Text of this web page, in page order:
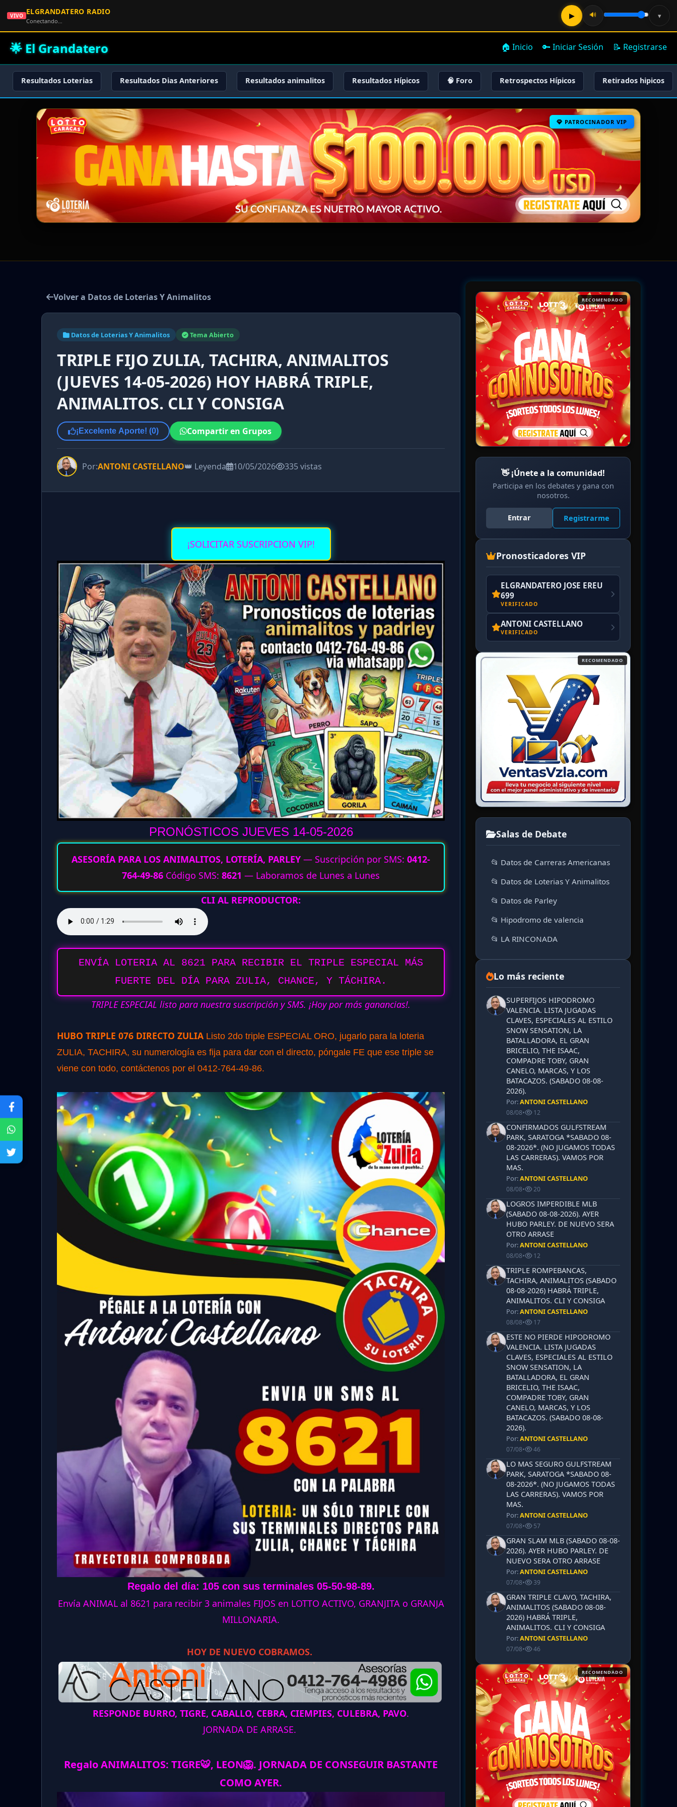
🌟 El Grandatero 🏠 Inicio 🔑 Iniciar Sesión 📝 Registrarse
Resultados Loterias Resultados Dias Anteriores Resultados animalitos Resultados Hípicos 🧠 Foro Retrospectos Hípicos Retirados hipicos
PATROCINADOR VIP
Volver a Datos de Loterias Y Animalitos
Datos de Loterias Y Animalitos Tema Abierto
TRIPLE FIJO ZULIA, TACHIRA, ANIMALITOS
(JUEVES 14-05-2026) HOY HABRÁ TRIPLE,
ANIMALITOS. CLI Y CONSIGA
¡Excelente Aporte! (0) Compartir en Grupos
Por:ANTONI CASTELLANO👑 Leyenda 10/05/2026 335 vistas
¡SOLICITAR SUSCRIPCION VIP!
PRONÓSTICOS JUEVES 14-05-2026
ASESORÍA PARA LOS ANIMALITOS, LOTERÍA, PARLEY — Suscripción por SMS: 0412-
764-49-86 Código SMS: 8621 — Laboramos de Lunes a Lunes
CLI AL REPRODUCTOR:
ENVÍA LOTERIA AL 8621 PARA RECIBIR EL TRIPLE ESPECIAL MÁS
FUERTE DEL DÍA PARA ZULIA, CHANCE, Y TÁCHIRA.
TRIPLE ESPECIAL listo para nuestra suscripción y SMS. ¡Hoy por más ganancias!.
HUBO TRIPLE 076 DIRECTO ZULIA Listo 2do triple ESPECIAL ORO, jugarlo para la loteria
ZULIA, TACHIRA, su numerología es fija para dar con el directo, póngale FE que ese triple se
viene con todo, contáctenos por el 0412-764-49-86.
Regalo del día: 105 con sus terminales 05-50-98-89.
Envía ANIMAL al 8621 para recibir 3 animales FIJOS en LOTTO ACTIVO, GRANJITA o GRANJA
MILLONARIA.
HOY DE NUEVO COBRAMOS.
RESPONDE BURRO, TIGRE, CABALLO, CEBRA, CIEMPIES, CULEBRA, PAVO.
JORNADA DE ARRASE.
Regalo ANIMALITOS: TIGRE🐯, LEON🦁. JORNADA DE CONSEGUIR BASTANTE
COMO AYER.
RECOMENDADO
👋 ¡Únete a la comunidad!
Participa en los debates y gana con
nosotros.
Entrar Registrarme
Pronosticadores VIP
ELGRANDATERO JOSE EREU
699
VERIFICADO
ANTONI CASTELLANO
VERIFICADO
RECOMENDADO
Salas de Debate
📂 Datos de Carreras Americanas
📂 Datos de Loterias Y Animalitos
📂 Datos de Parley
📂 Hipodromo de valencia
📂 LA RINCONADA
Lo más reciente
SUPERFIJOS HIPODROMO
VALENCIA. LISTA JUGADAS
CLAVES, ESPECIALES AL ESTILO
SNOW SENSATION, LA
BATALLADORA, EL GRAN
BRICELIO, THE ISAAC,
COMPADRE TOBY, GRAN
CANELO, MARCAS, Y LOS
BATACAZOS. (SABADO 08-08-
2026).
Por:ANTONI CASTELLANO
08/08• 12
CONFIRMADOS GULFSTREAM
PARK, SARATOGA *SABADO 08-
08-2026*. (NO JUGAMOS TODAS
LAS CARRERAS). VAMOS POR
MAS.
Por:ANTONI CASTELLANO
08/08• 20
LOGROS IMPERDIBLE MLB
(SABADO 08-08-2026). AYER
HUBO PARLEY. DE NUEVO SERA
OTRO ARRASE
Por:ANTONI CASTELLANO
08/08• 12
TRIPLE ROMPEBANCAS,
TACHIRA, ANIMALITOS (SABADO
08-08-2026) HABRÁ TRIPLE,
ANIMALITOS. CLI Y CONSIGA
Por:ANTONI CASTELLANO
08/08• 17
ESTE NO PIERDE HIPODROMO
VALENCIA. LISTA JUGADAS
CLAVES, ESPECIALES AL ESTILO
SNOW SENSATION, LA
BATALLADORA, EL GRAN
BRICELIO, THE ISAAC,
COMPADRE TOBY, GRAN
CANELO, MARCAS, Y LOS
BATACAZOS. (SABADO 08-08-
2026).
Por:ANTONI CASTELLANO
07/08• 46
LO MAS SEGURO GULFSTREAM
PARK, SARATOGA *SABADO 08-
08-2026*. (NO JUGAMOS TODAS
LAS CARRERAS). VAMOS POR
MAS.
Por:ANTONI CASTELLANO
07/08• 57
GRAN SLAM MLB (SABADO 08-08-
2026). AYER HUBO PARLEY. DE
NUEVO SERA OTRO ARRASE
Por:ANTONI CASTELLANO
07/08• 39
GRAN TRIPLE CLAVO, TACHIRA,
ANIMALITOS (SABADO 08-08-
2026) HABRÁ TRIPLE,
ANIMALITOS. CLI Y CONSIGA
Por:ANTONI CASTELLANO
07/08• 46
RECOMENDADO
VIVO ELGRANDATERO RADIO
Conectando…
▶ 🔊 ▾